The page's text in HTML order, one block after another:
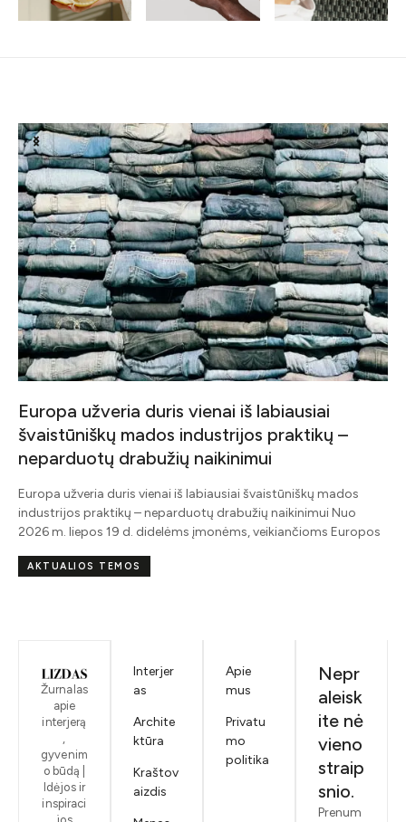
Europa užveria duris vienai iš labiausiai
švaistūniškų mados industrijos praktikų –
neparduotų drabužių naikinimui
Europa užveria duris vienai iš labiausiai švaistūniškų mados
industrijos praktikų – neparduotų drabužių naikinimui Nuo
2026 m. liepos 19 d. didelėms įmonėms, veikiančioms Europos
AKTUALIOS TEMOS
Žurnalas
apie
interjerą
,
gyvenim
o būdą |
Idėjos ir
inspiraci
Interjer
as
Archite
ktūra
Kraštov
aizdis
Apie
mus
Privatu
mo
politika
Nepr
aleisk
ite nė
vieno
straip
snio.
Prenum